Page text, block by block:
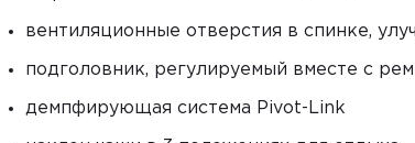
вентиляционные отверстия в спинке,
подголовник, регулируемый вместе с
демпфирующая система Pivot-Link